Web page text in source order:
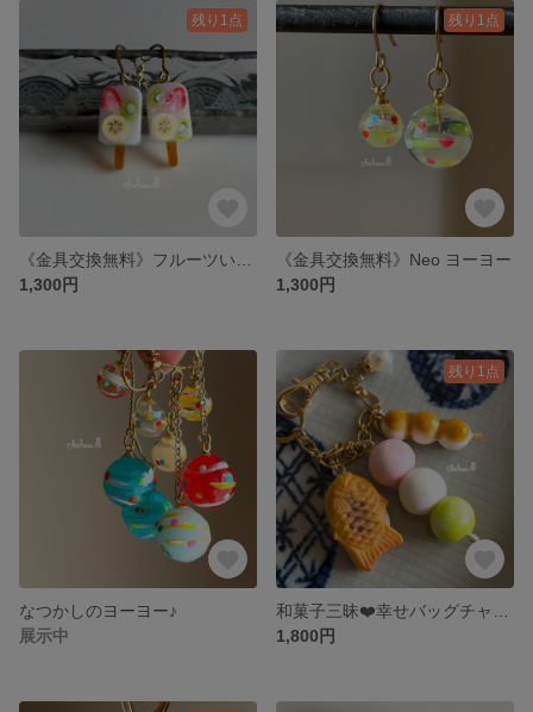
残り1点
1,300円
残り1点
《金具交換無料》Neo ヨーヨー
1,300円
なつかしのヨーヨー♪
展示中
残り1点
1,800円